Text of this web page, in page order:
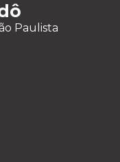
Paulista